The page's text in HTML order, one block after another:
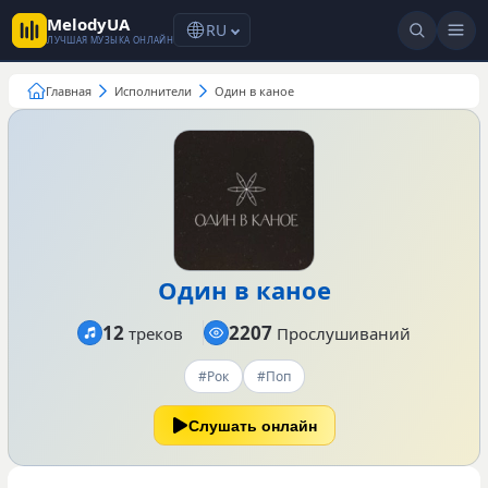
MelodyUA
ЛУЧШАЯ МУЗЫКА ОНЛАЙН RU
Главная Исполнители Один в каное
Один в каное
#Рок #Поп
12 треков 2207 Прослушиваний
Слушать онлайн